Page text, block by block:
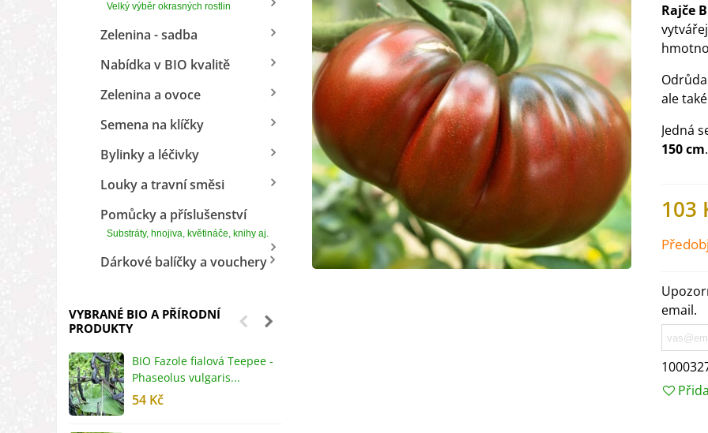
Velký výběr okrasných rostlin
Zelenina - sadba
Nabídka v BIO kvalitě
Zelenina a ovoce
Semena na klíčky
Bylinky a léčivky
Louky a travní směsi
Pomůcky a příslušenství
Substráty, hnojiva, květináče, knihy aj.
Dárkové balíčky a vouchery
VYBRANÉ BIO A PŘÍRODNÍ
PRODUKTY
BIO Fazole fialová Teepee -
Phaseolus vulgaris...
54 Kč
Rajče
ale
Jedná
150 cm.
103
email.